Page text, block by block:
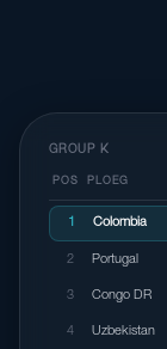
GROUP K
POS PLOEG
1 Colombia
2 Portugal
3 Congo DR
4 Uzbekistan